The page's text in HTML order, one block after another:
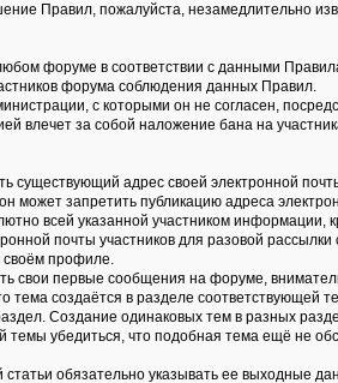
Правил, пожалуйста, незамедлительно
форуме в соответствии с данными
форума соблюдения данных Правил.
с которыми он не согласен,
влечет за собой наложение бана на
существующий адрес своей электронной
может запретить публикацию адреса
всей указанной участником
почты участников для разовой
своём профиле.
свои первые сообщения на форуме,
тема создаётся в разделе соответствующей
Создание одинаковых тем в разных
темы убедиться, что подобная тема ещё не
обязательно указывать ее выходные